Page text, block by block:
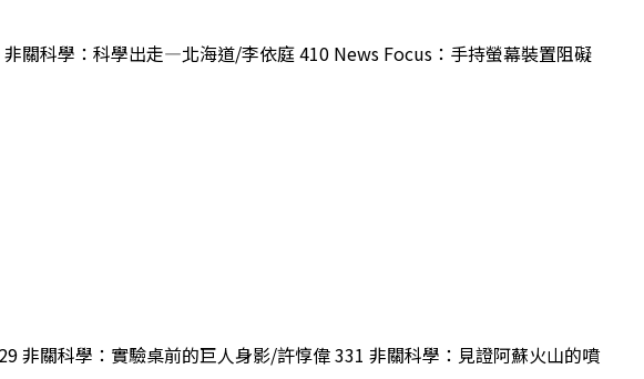
關科學：科學出走—北海道/李依庭 410 News Focus：手持螢幕裝置阻礙
非關科學：實驗桌前的巨人身影/許惇偉 331 非關科學：見證阿蘇火山的噴